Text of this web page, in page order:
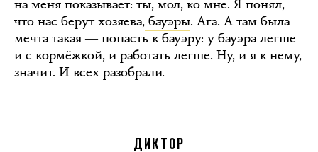
на меня показывает: ты, мол, ко мне. Я понял,
что нас берут хозяева, бауэры. Ага. А там была
мечта такая ― попасть к бауэру: у бауэра легше
и с кормёжкой, и работать легше. Ну, и я к нему,
значит. И всех разобрали.
ДИКТОР